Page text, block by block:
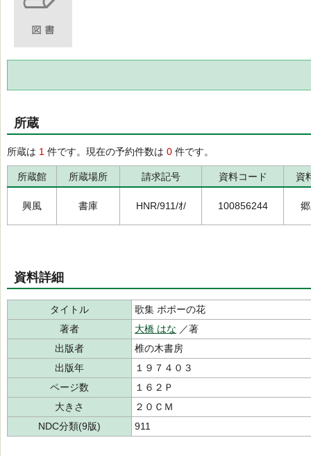
所蔵
所蔵は 1 件です。現在の予約件数は 0 件です。
所蔵館 所蔵場所 請求記号 資料コード 資
興風 書庫 HNR/911/ｵ/ 100856244
資料詳細
タイトル
歌集 ポポーの花
著者
大橋 はな ／著
出版者
椎の木書房
出版年
１９７４０３
ページ数
１６２Ｐ
大きさ
２０ＣＭ
NDC分類(9版)
911